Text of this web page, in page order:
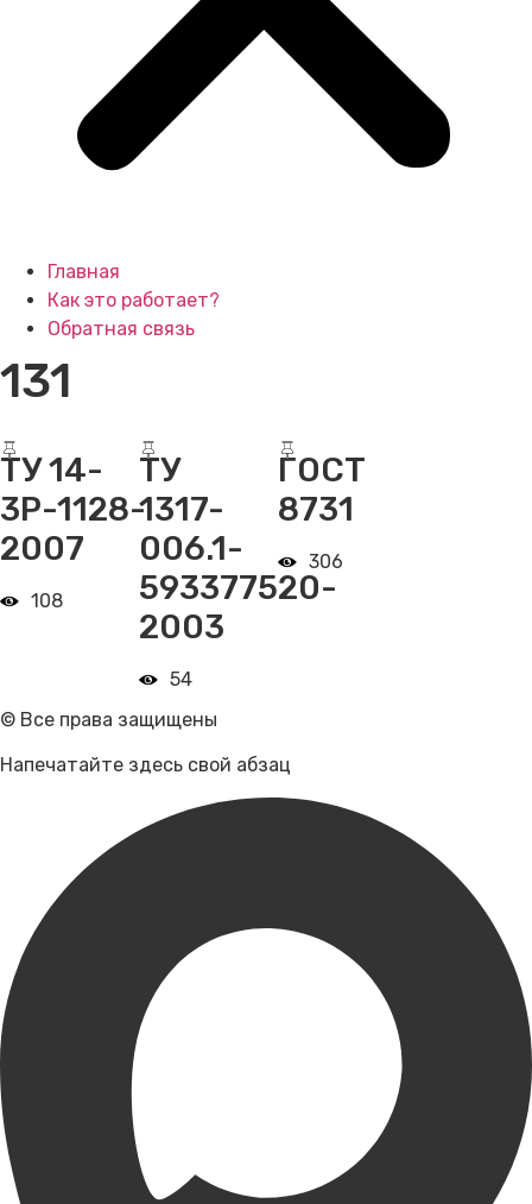
Главная
Как это работает?
Обратная связь
131
ТУ 14-
3Р-1128-
2007
108
ТУ
1317-
006.1-
593377520-
2003
54
ГОСТ
8731
306
© Все права защищены
Напечатайте здесь свой абзац